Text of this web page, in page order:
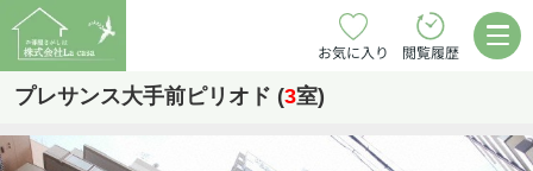
お気に入り 閲覧履歴
プレサンス大手前ピリオド (3室)